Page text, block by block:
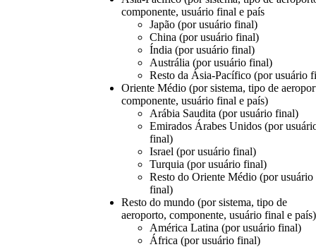
componente, usuário final e país
Japão (por usuário final)
China (por usuário final)
Índia (por usuário final)
Austrália (por usuário final)
Resto da Ásia-Pacífico (por usuário
Oriente Médio (por sistema, tipo de
componente, usuário final e país)
Arábia Saudita (por usuário final)
Emirados Árabes Unidos (por
final)
Israel (por usuário final)
Turquia (por usuário final)
Resto do Oriente Médio (por usuário
final)
Resto do mundo (por sistema, tipo de
aeroporto, componente, usuário final e país)
América Latina (por usuário final)
África (por usuário final)